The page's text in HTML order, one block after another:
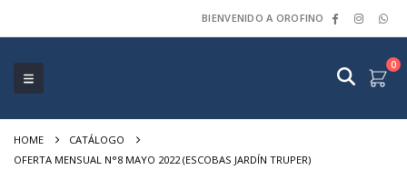
BIENVENIDO A OROFINO
0
HOME
CATÁLOGO
OFERTA MENSUAL N°8 MAYO 2022 (ESCOBAS JARDÍN TRUPER)